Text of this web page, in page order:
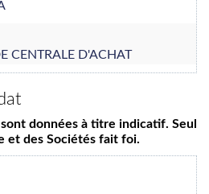
CENTRALE D'ACHAT
données à titre indicatif. Seul
et des Sociétés fait foi.